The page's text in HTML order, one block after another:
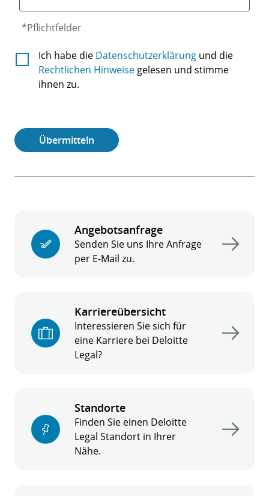
*Pflichtfelder
Terms
And
Conditions
Ich habe die Datenschutzerklärung und die
Rechtlichen Hinweise gelesen und stimme
ihnen zu.
Übermitteln
Angebotsanfrage
Senden Sie uns Ihre Anfrage
per E-Mail zu.
Karriereübersicht
Interessieren Sie sich für
eine Karriere bei Deloitte
Legal?
Standorte
Finden Sie einen Deloitte
Legal Standort in Ihrer
Nähe.